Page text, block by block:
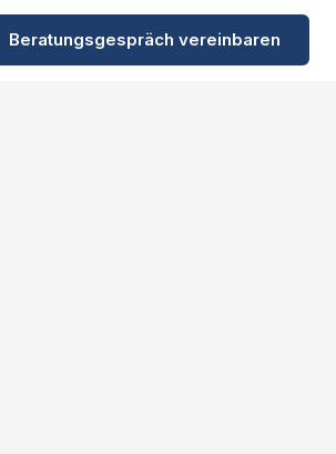
Beratungsgespräch vereinbaren